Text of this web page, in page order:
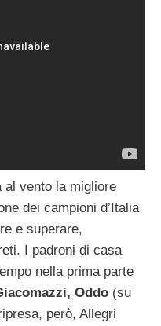
al vento la migliore
dei campioni d’Italia
e superare,
I padroni di casa
nella prima parte
Oddo (su
però, Allegri